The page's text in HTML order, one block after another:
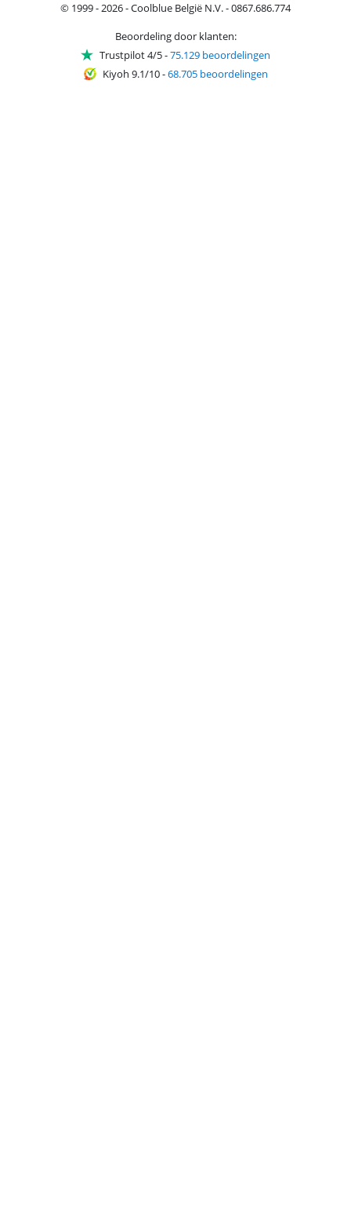
© 1999 - 2026 - Coolblue België N.V. - 0867.686.774
Beoordeling door klanten:
Trustpilot 4/5-75.129 beoordelingen
Kiyoh 9.1/10-68.705 beoordelingen